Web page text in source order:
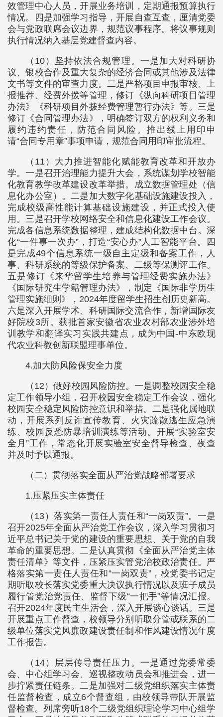
效管理中心人员，开展业务培训，定期通报预算执行
情况。四是加强学习指导，开展自查互查，厘清党委
会与党政联席会议边界，规范议事程序。将议事规则
执行情况纳入基层党建督查内容。
（10）坚持依法合规管理。一是加大对科研协
议、银校合作及重大复杂的经济合同或其他涉及法律
文书等文件的审查力度。二是严格项目申报审核、上
报推荐、经费外拨等管理，修订《纵向科研项目管理
办法》《科研项目外拨经费管理暂行办法》等。三是
修订《合同管理办法》，明确签订双方的权利义务和
履约违约责任，防范合同风险。推出线上用印申
请“合同专用章”事项申请，规范合同用印审批流程。
（11）大力推进智能化赋能教育改革和开放办
学。一是召开治理能力提升大会，系统谋划学校智能
化教育教学改革建设改革举措。成立数据管理处（信
息化办公室）。二是加大数字化基础设施建设投入，
完成校级高性能计算基础设施建设，并正式投入使
用。三是召开学校网络安全和信息化建设工作会议。
完成各信息系统数据整理，建成结构化数据中台。深
化“一件事一次办”，打造“安心办”人工智能平台。四
是完成49个信息系统一级自主定级和备案工作，人
事、科研系统的等级保护备案、二级等保测评工作。
五是修订《来华留学生培养与管理经费实施办法》
《国际研究生学籍管理办法》，制定《国际非学历生
管理实施细则》，2024年度留学生招生创历史新高。
六是深入开展学术、科研国际交流合作，新增国际友
好院校3所。获批首家安徽省农业农村部农业涉外培
训教学和翻译实习实践共建点，成为中国-中东欧现
代农业科教创新联盟理事单位。
4.加大防风险保安全力度
（12）做好校园风险防控。一是调整校园安全稳
定工作领导小组，召开校园安全稳定工作会议，强化
校园安全稳定风险防控意识和举措。二是强化属地联
动，开展系列反诈宣传教育、火灾疏散逃生应急演
练、校园反恐防暴培训演练等活动。开展“实验室安
全月”工作，常态化开展实验室安全督导检查、夜查
并及时予以通报。
（二）贯彻落实全面从严治党战略部署要求
1.压紧压实主体责任
（13）落实第一责任人责任和“一岗双责”。一是
召开2025年全面从严治党工作会议，深入学习贯彻习
近平总书记关于党的建设的重要思想、关于党的自我
革命的重要思想。二是认真贯彻《全面从严治党主体
责任清单》等文件，压紧压实管党治校政治责任。严
格落实第一责任人责任和“一岗双责”，校党委书记定
期听取校长落实党委重大决议执行情况以及班子成员
履行管党治党责任、监督下级“一把手”等情况汇报。
召开2024年度民主生活会，深入开展谈心谈话。三是
开展重点工作督查，校领导分别听取分管或联系的二
级单位落实党风廉政建设责任制和作风建设情况年度
工作报告。
（14）层层传导责任压力。一是通过党委常委
会、中心组学习会、巡视整改动员会和推进会，进一
步拧紧责任链条。二是加强对二级党组织落实主体责
任监督检查，成立6个督查组，由校领导带队开展监
督检查。列席旁听18个二级党组织理论学习中心组学